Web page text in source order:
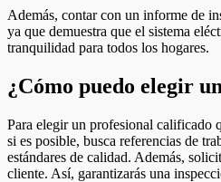
Además, contar con un informe de
ya que demuestra que el sistema
tranquilidad para todos los hogares.
¿Cómo puedo elegir
Para elegir un profesional calificado
si es posible, busca referencias de
estándares de calidad. Además,
cliente. Así, garantizarás una